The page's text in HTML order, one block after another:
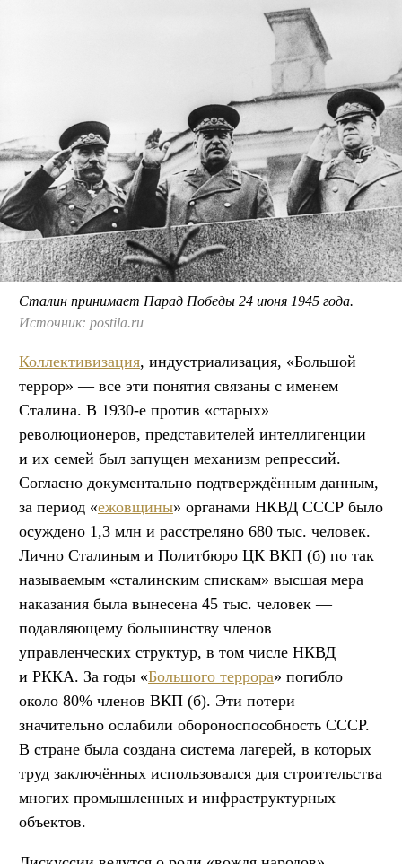
Сталин принимает Парад Победы 24 июня 1945 года.
Источник: postila.ru
Коллективизация, индустриализация, «Большой
террор» — все эти понятия связаны с именем
Сталина. В 1930-е против «старых»
революционеров, представителей интеллигенции
и их семей был запущен механизм репрессий.
Согласно документально подтверждённым данным,
за период «ежовщины» органами НКВД СССР было
осуждено 1,3 млн и расстреляно 680 тыс. человек.
Лично Сталиным и Политбюро ЦК ВКП (б) по так
называемым «сталинским спискам» высшая мера
наказания была вынесена 45 тыс. человек —
подавляющему большинству членов
управленческих структур, в том числе НКВД
и РККА. За годы «Большого террора» погибло
около 80% членов ВКП (б). Эти потери
значительно ослабили обороноспособность СССР.
В стране была создана система лагерей, в которых
труд заключённых использовался для строительства
многих промышленных и инфраструктурных
объектов.